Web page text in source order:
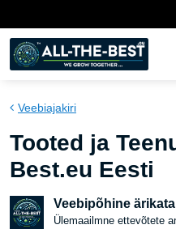
Veebiajakiri
Tooted ja
Best.eu Eesti
Veebipõhine
Ülemaailmne ettevõtete